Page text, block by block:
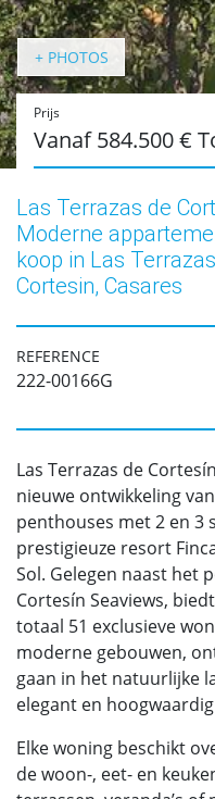
+ PHOTOS
Prijs
Vanaf 584.500 €
Las Terrazas de
Moderne
koop in Las
Cortesin, Casares
REFERENCE
222-00166G
Las Terrazas de
nieuwe ontwikkeling
penthouses met 2 en 3
prestigieuze resort
Sol. Gelegen naast het
Cortesín Seaviews,
totaal 51 exclusieve
moderne gebouwen,
gaan in het natuurlijke
elegant en
Elke woning beschikt
de woon-, eet- en